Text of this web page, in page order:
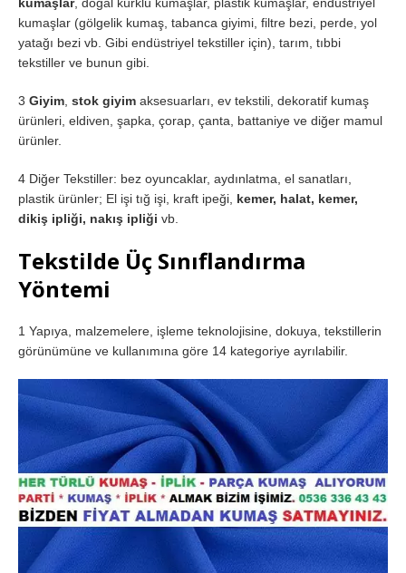
kumaşlar (gölgelik kumaş, tabanca giyimi, filtre bezi, perde, yol
yatağı bezi vb. Gibi endüstriyel tekstiller için), tarım, tıbbi
tekstiller ve bunun gibi.
3 Giyim stok giyim aksesuarları, ev tekstili, dekoratif kumaş
ürünleri, eldiven, şapka, çorap, çanta, battaniye ve diğer mamul
ürünler.
4 Diğer Tekstiller: bez oyuncaklar, aydınlatma, el sanatları,
plastik ürünler; El işi tığ işi, kraft ipeği, kemer, halat, kemer,
dikiş ipliği, nakış ipliği vb.
Tekstilde Üç Sınıflandırma
Yöntemi
1 Yapıya, malzemelere, işleme teknolojisine, dokuya, tekstillerin
görünümüne ve kullanımına göre 14 kategoriye ayrılabilir.